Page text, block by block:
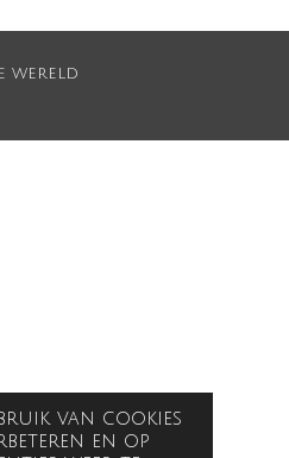
van cookies
en op
wereld